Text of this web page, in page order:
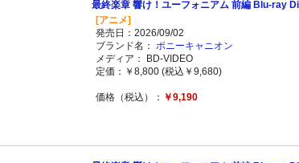
最終楽章 響け！ユーフォニアム 前編 Blu-ray
[アニメ]
発売日：2026/09/02
ブランド名： ポニーキャニオン
メディア： BD-VIDEO
定価：￥8,800 (税込￥9,680)
価格（税込）： ￥9,190